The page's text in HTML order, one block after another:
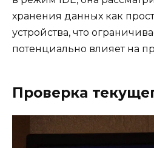
хранения данных как
устройства, что
потенциально влияет на
Проверка